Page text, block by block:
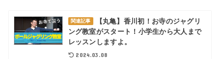
関連記事
【丸亀】香川初！お寺のジャグリ
ング教室がスタート！小学生から大人まで
レッスンしますよ。
2024.03.08